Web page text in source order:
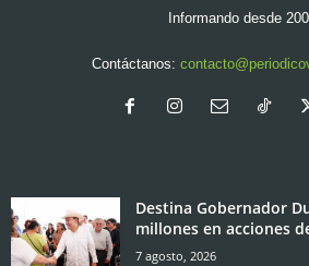
Informando desde
Contáctanos:
Destina Gobernador
millones en acciones
7 agosto, 2026